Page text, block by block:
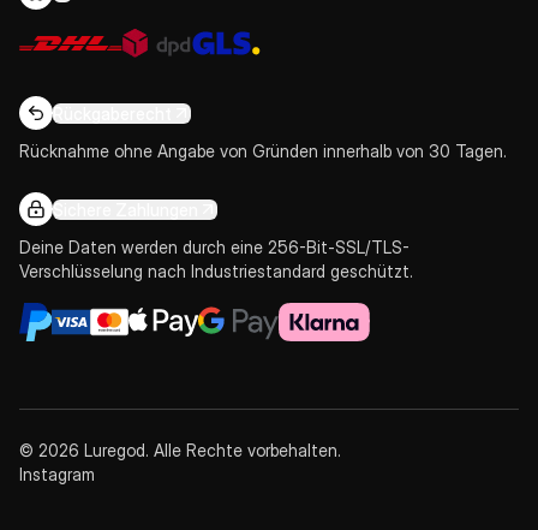
Rückgaberecht
Rücknahme ohne Angabe von Gründen innerhalb von 30 Tagen.
Sichere Zahlungen
Deine Daten werden durch eine 256-Bit-SSL/TLS-
Verschlüsselung nach Industriestandard geschützt.
© 2026 Luregod. Alle Rechte vorbehalten.
Instagram